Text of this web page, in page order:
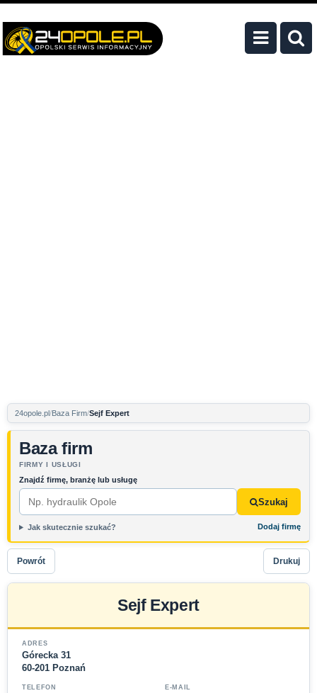
24opole.pl Baza Firm Sejf Expert
Baza firm
FIRMY I USŁUGI
Znajdź firmę, branżę lub usługę
Szukaj
Jak skutecznie szukać? Dodaj firmę
Powrót Drukuj
Sejf Expert
ADRES
Górecka 31
60-201 Poznań
TELEFON E-MAIL